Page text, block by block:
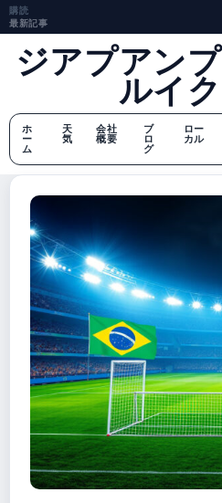
購読
最新記事
ジアプアン
ルイ
ホ
ー
ム
天
気
会社
概要
ブ
ロ
グ
ロー
カル